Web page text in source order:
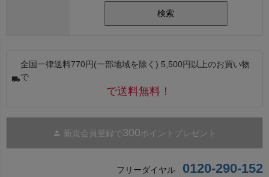
検索
全国一律送料770円(一部地域を除く) 5,500円以上のお買い物
で
で送料無料！
新規会員登録で300ポイントプレゼント
フリーダイヤル 0120-290-152